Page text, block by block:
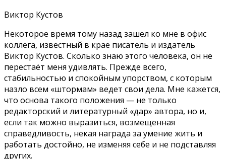
Виктор Кустов
Некоторое время тому назад зашел ко мне в офис
коллега, известный в крае писатель и издатель
Виктор Кустов. Сколько знаю этого человека, он не
перестаёт меня удивлять. Прежде всего,
стабильностью и спокойным упорством, с которым
назло всем «штормам» ведет свои дела. Мне кажется,
что основа такого положения — не только
редакторский и литературный «дар» автора, но и,
если так можно выразиться, возмещенная
справедливость, некая награда за умение жить и
работать достойно, не изменяя себе и не подставляя
других.